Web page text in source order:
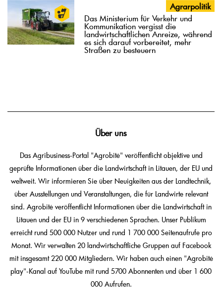
Agrarpolitik
Das Ministerium für Verkehr und
Kommunikation vergisst die
landwirtschaftlichen Anreize, während
es sich darauf vorbereitet, mehr
Straßen zu besteuern
Über uns
Das Agribusiness-Portal "Agrobitė" veröffentlicht objektive und
geprüfte Informationen über die Landwirtschaft in Litauen, der EU und
weltweit. Wir informieren Sie über Neuigkeiten aus der Landtechnik,
über Ausstellungen und Veranstaltungen, die für Landwirte relevant
sind. Agrobitė veröffentlicht Informationen über die Landwirtschaft in
Litauen und der EU in 9 verschiedenen Sprachen. Unser Publikum
erreicht rund 500 000 Nutzer und rund 1 700 000 Seitenaufrufe pro
Monat. Wir verwalten 20 landwirtschaftliche Gruppen auf Facebook
mit insgesamt 220 000 Mitgliedern. Wir haben auch einen "Agrobitė
play"-Kanal auf YouTube mit rund 5700 Abonnenten und über 1 600
000 Aufrufen.